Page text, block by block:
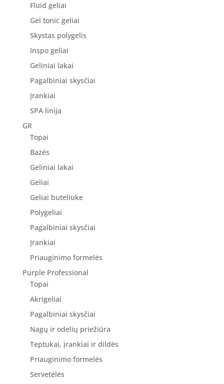
Fluid geliai
Gel tonic geliai
Skystas polygelis
Inspo geliai
Geliniai lakai
Pagalbiniai skysčiai
Įrankiai
SPA linija
GR
Topai
Bazės
Geliniai lakai
Geliai
Geliai buteliuke
Polygeliai
Pagalbiniai skysčiai
Įrankiai
Priauginimo formelės
Purple Professional
Topai
Akrigeliai
Pagalbiniai skysčiai
Nagų ir odelių priežiūra
Teptukai, įrankiai ir dildės
Priauginimo formelės
Servetėlės